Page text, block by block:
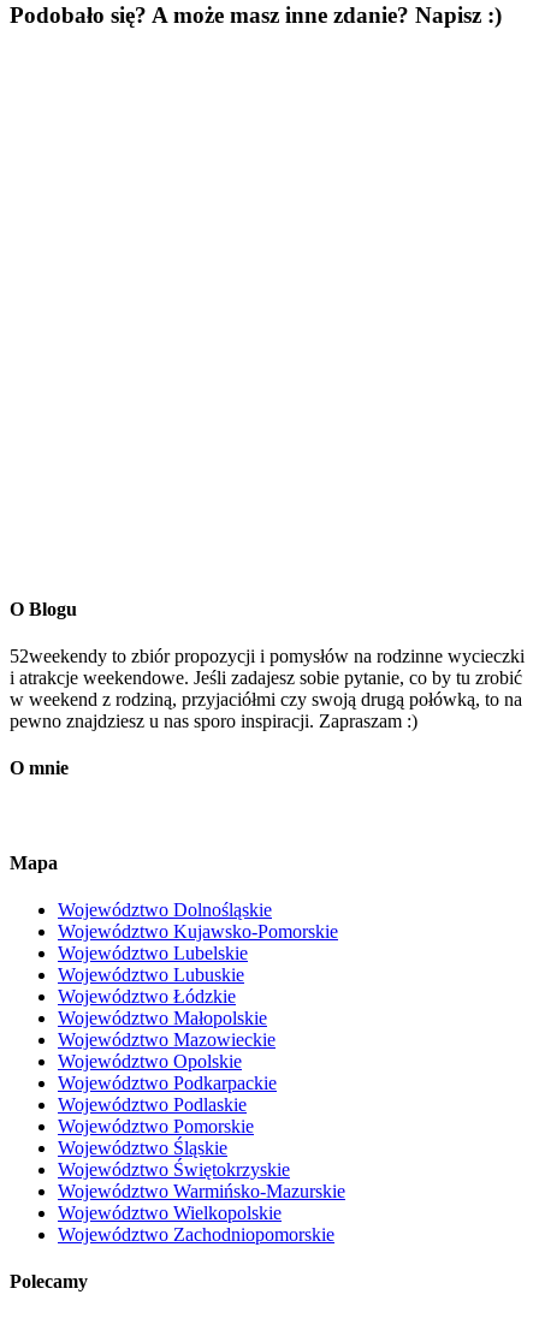
Podobało się? A może masz inne zdanie? Napisz :)
O Blogu
52weekendy to zbiór propozycji i pomysłów na rodzinne wycieczki
i atrakcje weekendowe. Jeśli zadajesz sobie pytanie, co by tu zrobić
w weekend z rodziną, przyjaciółmi czy swoją drugą połówką, to na
pewno znajdziesz u nas sporo inspiracji. Zapraszam :)
O mnie
Mapa
Województwo Dolnośląskie
Województwo Kujawsko-Pomorskie
Województwo Lubelskie
Województwo Lubuskie
Województwo Łódzkie
Województwo Małopolskie
Województwo Mazowieckie
Województwo Opolskie
Województwo Podkarpackie
Województwo Podlaskie
Województwo Pomorskie
Województwo Śląskie
Województwo Świętokrzyskie
Województwo Warmińsko-Mazurskie
Województwo Wielkopolskie
Województwo Zachodniopomorskie
Polecamy